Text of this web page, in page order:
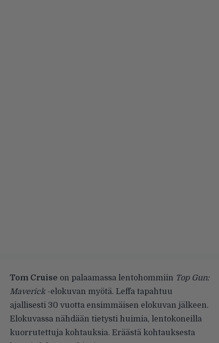
Tom Cruise on palaamassa lentohommiin Top Gun:
Maverick-elokuvan myötä. Leffa tapahtuu
ajallisesti 30 vuotta ensimmäisen elokuvan jälkeen.
Elokuvassa nähdään tietysti huimia, lentokoneilla
kuorrutettuja kohtauksia. Eräästä kohtauksesta